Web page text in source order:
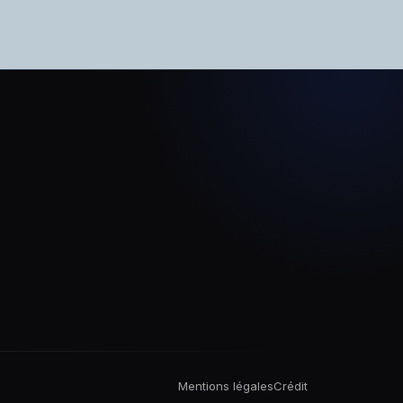
Mentions légalesCrédit